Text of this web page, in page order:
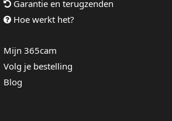
Garantie en terugzenden
Hoe werkt het?
Mijn 365cam
Volg je bestelling
Blog